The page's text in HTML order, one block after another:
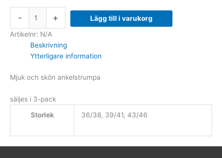
- + Lägg till i varukorg
Artikelnr: N/A
Beskrivning
Ytterligare information
Mjuk och skön ankelstrumpa
säljes i 3-pack
Storlek
36/38, 39/41, 43/46